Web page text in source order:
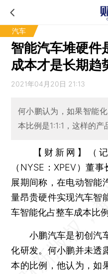
汽车
智能汽车堆硬件
成本才是长期趋
2021年04月20日 21:13
何小鹏认为，如果智能
本比例是1:1:1，这样的
【财新网】（
（NYSE：XPEV）董事
展期间称，在电动智能
量昂贵硬件实现汽车智
车智能化占整车成本比
小鹏汽车是初创汽
化研发。何小鹏并未透
本的比例，他认为，如